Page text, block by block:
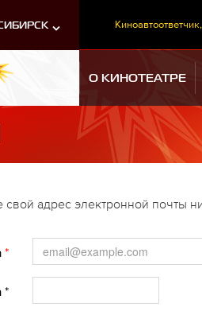
Киноавтоответчик,
О КИНОТЕАТРЕ
свой адрес электронной почты
*
*